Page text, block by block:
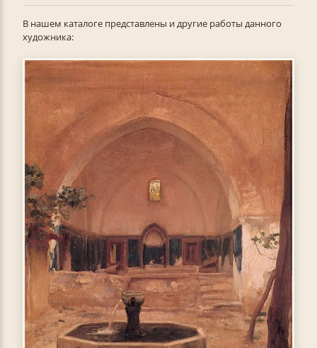
В нашем каталоге представлены и другие работы данного
художника: